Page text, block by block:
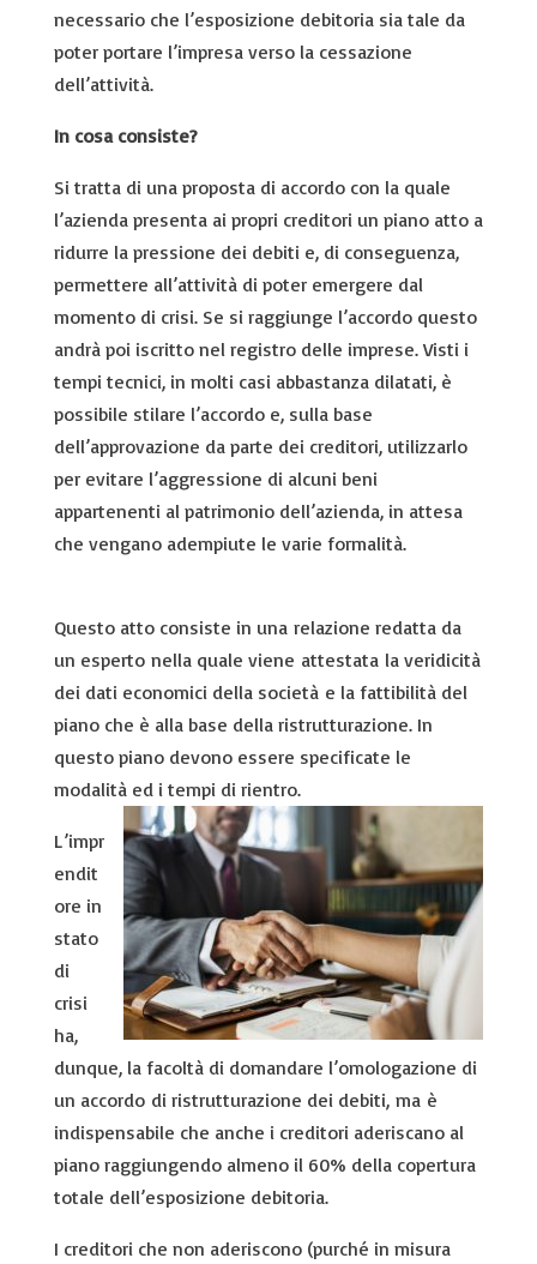
necessario che l’esposizione debitoria sia tale da
poter portare l’impresa verso la cessazione
dell’attività.
In cosa consiste?
Si tratta di una proposta di accordo con la quale
l’azienda presenta ai propri creditori un piano atto a
ridurre la pressione dei debiti e, di conseguenza,
permettere all’attività di poter emergere dal
momento di crisi. Se si raggiunge l’accordo questo
andrà poi iscritto nel registro delle imprese. Visti i
tempi tecnici, in molti casi abbastanza dilatati, è
possibile stilare l’accordo e, sulla base
dell’approvazione da parte dei creditori, utilizzarlo
per evitare l’aggressione di alcuni beni
appartenenti al patrimonio dell’azienda, in attesa
che vengano adempiute le varie formalità.
Questo atto consiste in una relazione redatta da
un esperto nella quale viene attestata la veridicità
dei dati economici della società e la fattibilità del
piano che è alla base della ristrutturazione. In
questo piano devono essere specificate le
modalità ed i tempi di rientro.
L’impr
endit
ore in
stato
di
crisi
ha,
dunque, la facoltà di domandare l’omologazione di
un accordodi ristrutturazione dei debiti, ma è
indispensabile che anche i creditori aderiscano al
piano raggiungendo almeno il 60% della copertura
totale dell’esposizione debitoria.
I creditori che non aderiscono (purché in misura